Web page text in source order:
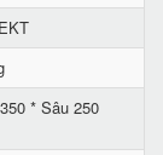
* Sâu 250